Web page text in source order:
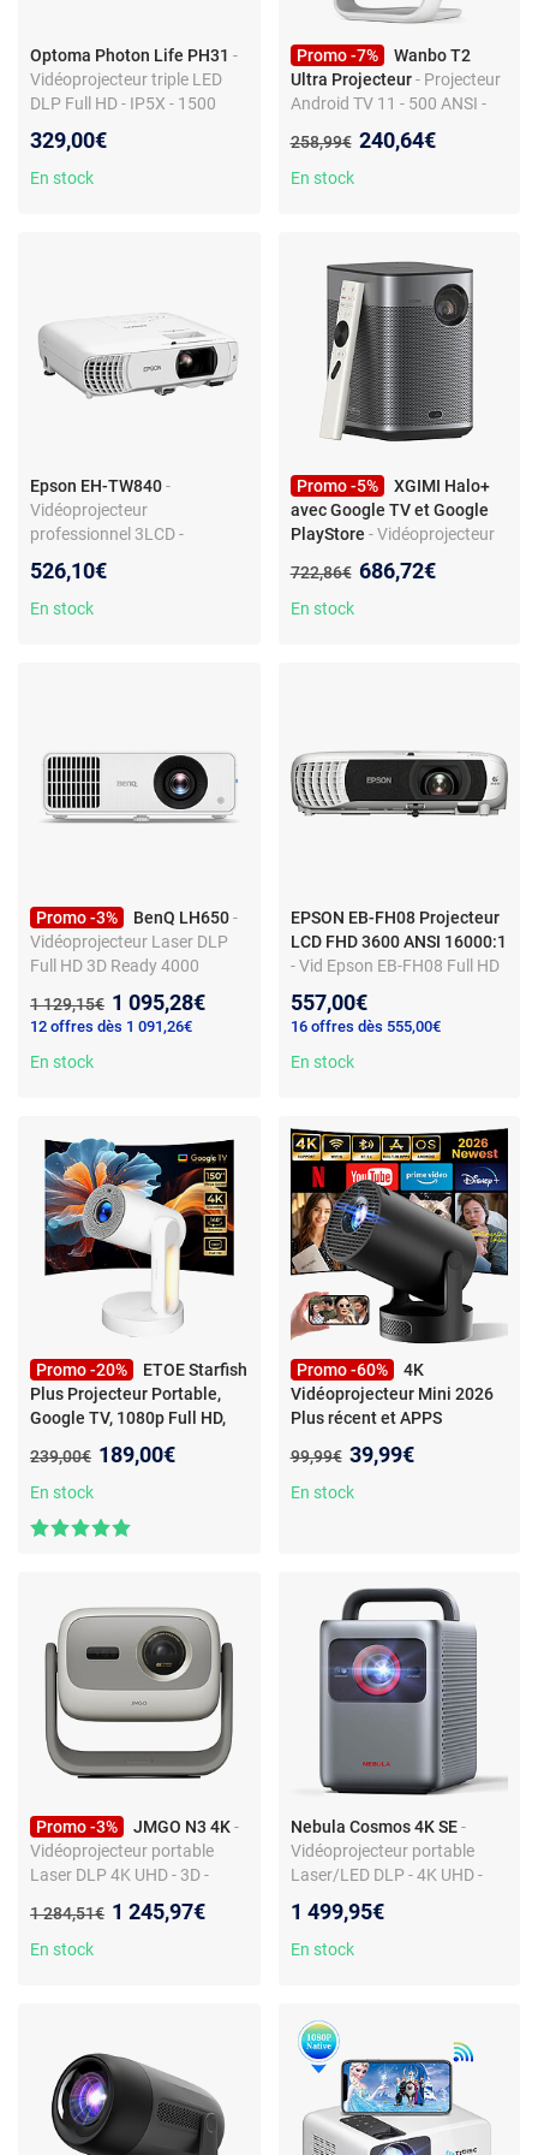
Optoma Photon Life PH31 -
Vidéoprojecteur triple LED
DLP Full HD - IP5X - 1500
HDMI/USB - Haut-parleur
intégré 5 W
329,00€
En stock
Promo -7%
Wanbo T2
Ultra Projecteur - Projecteur
Android TV 11 - 500 ANSI -
120°
Ancien prix :
258,99€ Nouveau prix :
240,64€
En stock
Epson EH-TW840-
Vidéoprojecteur
professionnel 3LCD -
Lumens - Zoom 1.2x -
HDMI/USB - Haut-parleur 2W
526,10€
En stock
Promo -5%
XGIMI Halo+
avec Google TV et Google
PlayStore - Vidéoprojecteur
Full HD - HDR10 - 900
Lumens - Google TV - Wi-
Ancien prix :
722,86€ Nouveau prix :
686,72€
En stock
Promo -3% BenQ LH650-
Vidéoprojecteur Laser DLP
Full HD 3D Ready 4000
Ancien prix :
1 129,15€ Nouveau prix :
1 095,28€
12 offres dès 1 091,26€
En stock
EPSON EB-FH08 Projecteur
LCD FHD 3600 ANSI 16000:1
- Vid Epson EB-FH08 Full HD
blanc
557,00€
16 offres dès 555,00€
En stock
Promo -20%
ETOE Starfish
Plus Projecteur Portable,
Google TV, 1080p Full HD,
Rotation 140°, Autofocus,
Keystone Automatique,
Ancien prix :
239,00€ Nouveau prix :
189,00€
En stock
Promo -60%
4K
Vidéoprojecteur Mini 2026
Plus récent et APPS
Res 20000lm, Noir
Vidéoprojecteur Mini 2026
Memory Stick, TV Stick,
PS4/PS5, HDMI, Laptop, Noir
Ancien prix :
99,99€ Nouveau prix :
39,99€
En stock
Promo -3% JMGO N3 4K-
Vidéoprojecteur portable
Laser DLP 4K UHD - 3D -
HDMI/USB - Wi-Fi/Bluetooth -
Google TV + Netflix - Google
Ancien prix :
1 284,51€ Nouveau prix :
1 245,97€
En stock
Nebula Cosmos 4K SE -
Vidéoprojecteur portable
Laser/LED DLP - 4K UHD -
Wi-Fi 5/Bluetooth -
HDMI/USB - Son 30W
1 499,95€
En stock